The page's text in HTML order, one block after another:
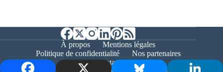
À propos
Mentions légales
Politique de confidentialité
Nos partenaires
Contact